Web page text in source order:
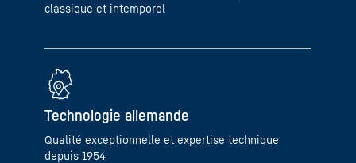
classique et intemporel
Technologie allemande
Qualité exceptionnelle et expertise technique
depuis 1954